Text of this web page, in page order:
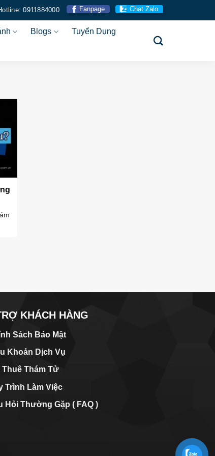
0911884000 Fanpage Chat Zalo
Blogs Tuyển Dụng
KHÁCH HÀNG
Sách Bảo Mật
Khoản Dịch Vụ
Thuê Thám Tử
Trình Làm Việc
Hỏi Thường Gặp ( FAQ )